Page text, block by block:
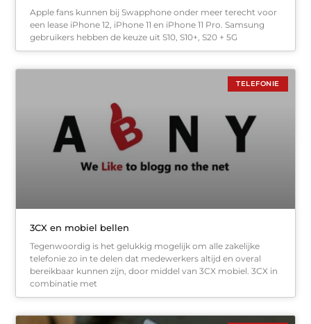
Apple fans kunnen bij Swapphone onder meer terecht voor
een lease iPhone 12, iPhone 11 en iPhone 11 Pro. Samsung
gebruikers hebben de keuze uit S10, S10+, S20 + 5G
TELEFONIE
3CX en mobiel bellen
Tegenwoordig is het gelukkig mogelijk om alle zakelijke
telefonie zo in te delen dat medewerkers altijd en overal
bereikbaar kunnen zijn, door middel van 3CX mobiel. 3CX in
combinatie met